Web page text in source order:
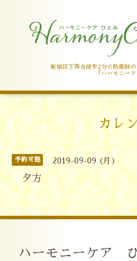
新宿区下落合徒歩2分の助産師
「ハーモニー
カレ
予約可能 2019-09-09 (月)
夕方
ハーモニーケア